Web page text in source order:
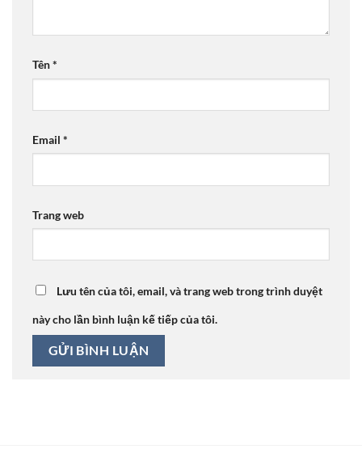
Tên*
Email *
Trang web
Lưu tên của tôi, email, và trang web trong trình duyệt
này cho lần bình luận kế tiếp của tôi.